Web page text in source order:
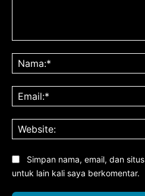
Simpan nama, email, dan
untuk lain kali saya berkomentar.